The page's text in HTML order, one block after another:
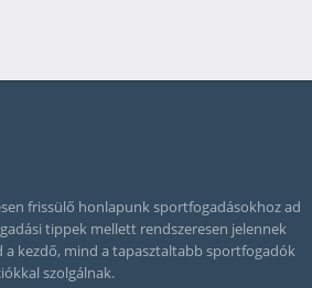
frissülő honlapunk sportfogadásokhoz ad
tippek mellett rendszeresen jelennek
a kezdő, mind a tapasztaltabb sportfogadók
szolgálnak.